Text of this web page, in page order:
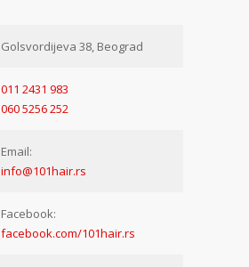
Golsvordijeva 38, Beograd
011 2431 983
060 5256 252
Email:
info@101hair.rs
Facebook:
facebook.com/101hair.rs